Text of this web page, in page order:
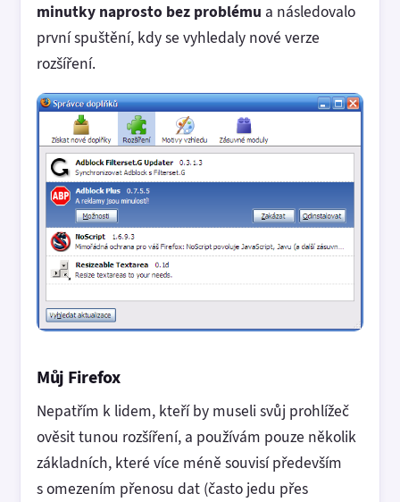
minutky naprosto bez problému a následovalo
první spuštění, kdy se vyhledaly nové verze
rozšíření.
Můj Firefox
Nepatřím k lidem, kteří by museli svůj prohlížeč
ověsit tunou rozšíření, a používám pouze několik
základních, které více méně souvisí především
s omezením přenosu dat (často jedu přes